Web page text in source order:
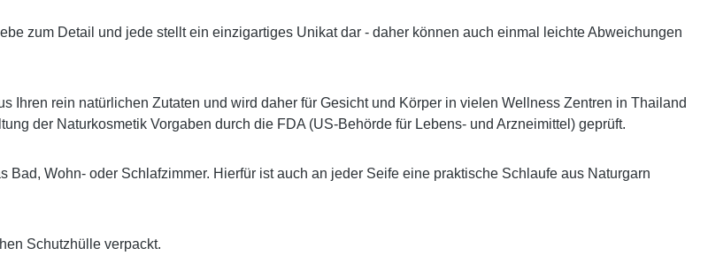
zum Detail und jede stellt ein einzigartiges Unikat dar - daher können auch einmal leichte Abweichungen
Ihren rein natürlichen Zutaten und wird daher für Gesicht und Körper in vielen Wellness Zentren in Thailand
der Naturkosmetik Vorgaben durch die FDA (US-Behörde für Lebens- und Arzneimittel) geprüft.
Wohn- oder Schlafzimmer. Hierfür ist auch an jeder Seife eine praktische Schlaufe aus Naturgarn
Schutzhülle verpackt.